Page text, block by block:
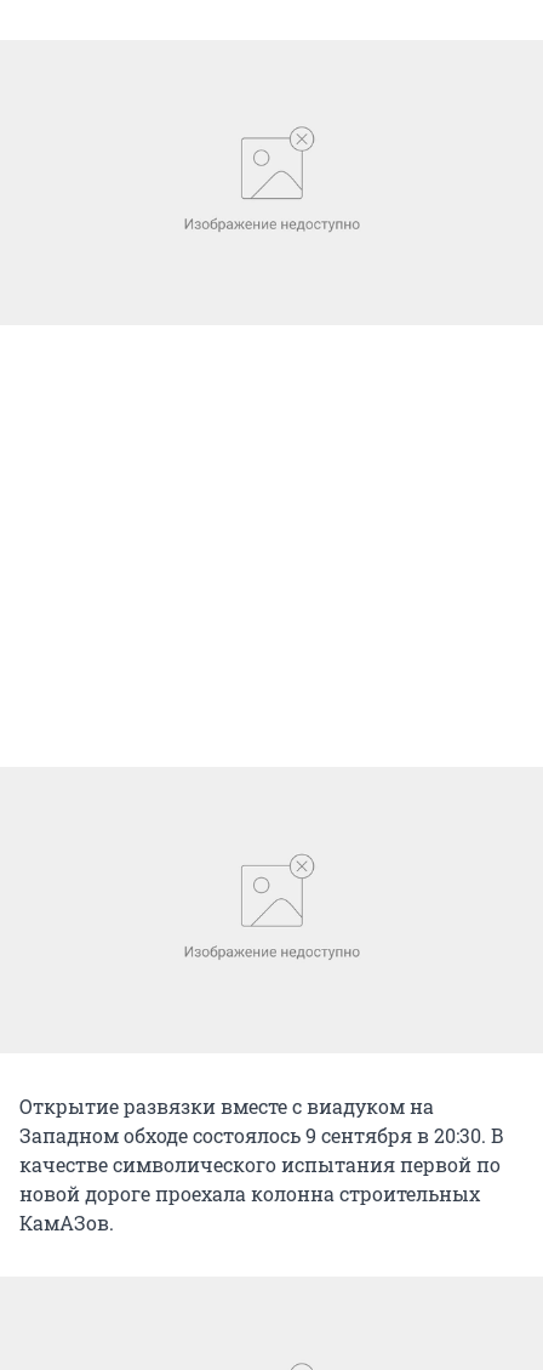
Открытие развязки вместе с виадуком на
Западном обходе состоялось 9 сентября в 20:30. В
качестве символического испытания первой по
новой дороге проехала колонна строительных
КамАЗов.